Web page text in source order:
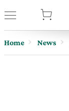
Home News